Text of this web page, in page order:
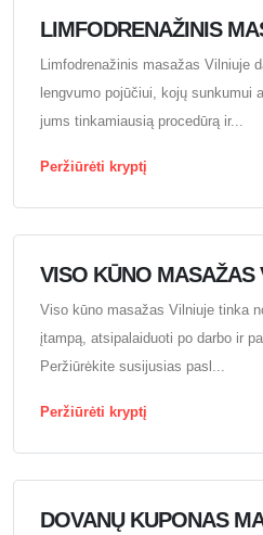
LIMFODRENAŽINIS
Limfodrenažinis masažas Vilniuje
lengvumo pojūčiui, kojų sunkumui
jums tinkamiausią procedūrą ir...
Peržiūrėti kryptį
VISO KŪNO MASAŽAS
Viso kūno masažas Vilniuje tinka
įtampą, atsipalaiduoti po darbo ir
Peržiūrėkite susijusias pasl...
Peržiūrėti kryptį
DOVANŲ KUPONAS